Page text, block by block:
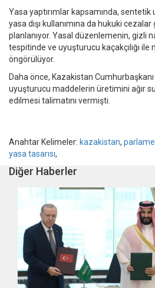
Yasa yaptırımlar kapsamında,
yasa dışı kullanımına da hukuki
planlanıyor. Yasal düzenlemenin, gizli
tespitinde ve uyuşturucu kaçakçılığı ile
öngörülüyor.
Daha önce, Kazakistan
uyuşturucu maddelerin üretimini ağır
edilmesi talimatını vermişti.
Anahtar Kelimeler: kazakistan,
yasa tasarısı,
Diğer Haberler